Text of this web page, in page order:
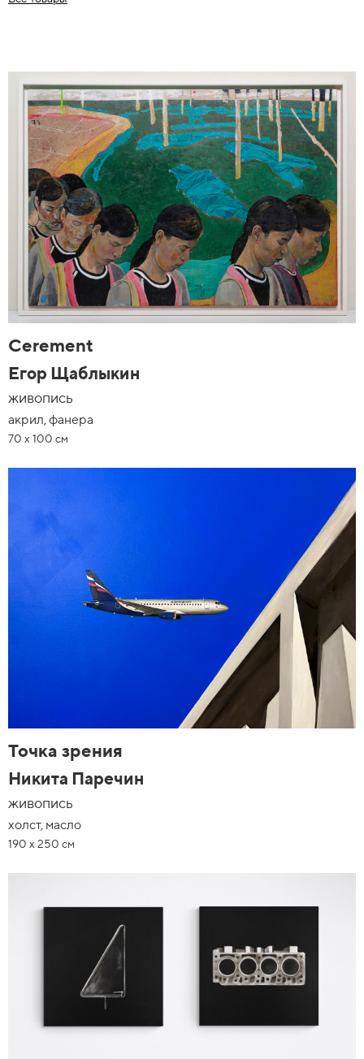
Cerement
Егор Щаблыкин
живопись
акрил, фанера
70 x 100 см
Точка зрения
Никита Паречин
живопись
холст, масло
190 х 250 см